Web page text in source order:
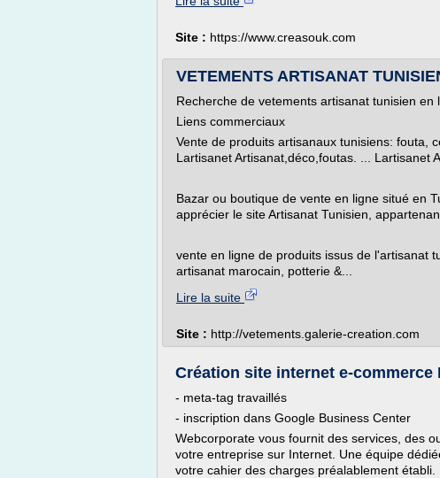
Site : https://www.creasouk.com
VETEMENTS ARTISANAT
Recherche de vetements artisanat tunisien en
Liens commerciaux
Vente de produits artisanaux tunisiens: fouta,
Lartisanet Artisanat,déco,foutas. ... Lartisanet
Bazar ou boutique de vente en ligne situé en
apprécier le site Artisanat Tunisien,
vente en ligne de produits issus de l'artisanat
artisanat marocain, potterie &...
Lire la suite
Site : http://vetements.galerie-creation.com
Création site internet e-commerce
- meta-tag travaillés
- inscription dans Google Business Center
Webcorporate vous fournit des services, des
votre entreprise sur Internet. Une équipe
votre cahier des charges préalablement établi.